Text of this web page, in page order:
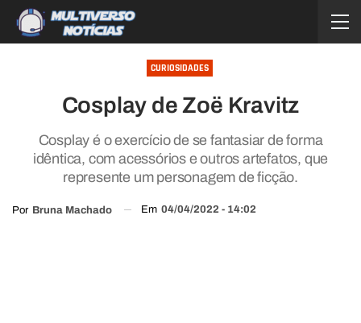
CURIOSIDADES
Cosplay de Zoë Kravitz
Cosplay é o exercício de se fantasiar de forma
idêntica, com acessórios e outros artefatos, que
represente um personagem de ficção.
Por Bruna Machado Em 04/04/2022 - 14:02